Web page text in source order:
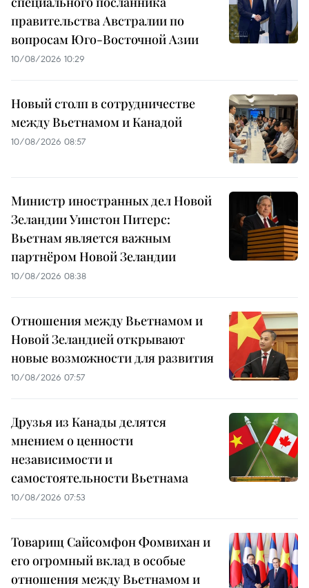
правительства Австралии по
вопросам Юго-Восточной Азии
10/08/2026 10:29
Новый столп в сотрудничестве
между Вьетнамом и Канадой
10/08/2026 08:57
Министр иностранных дел Новой
Зеландии Уинстон Питерс:
Вьетнам является важным
партнёром Новой Зеландии
10/08/2026 08:38
Отношения между Вьетнамом и
Новой Зеландией открывают
новые возможности для развития
10/08/2026 07:57
Друзья из Канады делятся
мнением о ценности
независимости и
самостоятельности Вьетнама
10/08/2026 07:53
Товарищ Сайсомфон Фомвихан и
его огромный вклад в особые
отношения между Вьетнамом и